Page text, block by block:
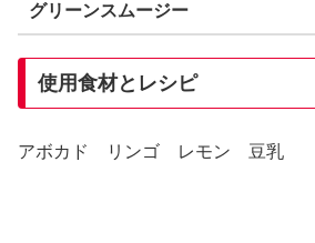
グリーンスムージー
使用食材とレシピ
アボカド リンゴ レモン 豆乳